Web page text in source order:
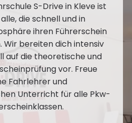
S-Drive in Kleve ist
die schnell und in
ihren Führerschein
bereiten dich intensiv
auf die theoretische und
vor. Freue
Fahrlehrer und
Unterricht für alle Pkw-